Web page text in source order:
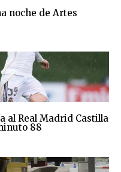
noche de Artes
al Real Madrid Castilla
88